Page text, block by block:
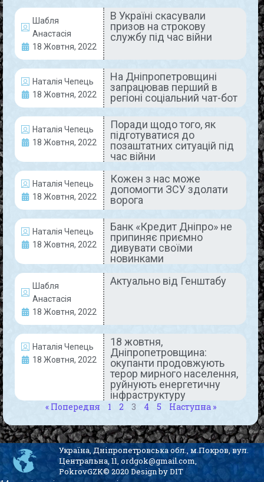
Шабля
Анастасія
18 Жовтня, 2022
В Україні скасували
призов на строкову
службу під час війни
Наталія Чепець
18 Жовтня, 2022
На Дніпропетровщині
запрацював перший в
регіоні соціальний чат-бот
Наталія Чепець
18 Жовтня, 2022
Поради щодо того, як
підготуватися до
позаштатних ситуацій під
час війни
Наталія Чепець
18 Жовтня, 2022
Кожен з нас може
допомогти ЗСУ здолати
ворога
Наталія Чепець
18 Жовтня, 2022
Банк «Кредит Дніпро» не
припиняє приємно
дивувати своїми
новинками
Шабля
Анастасія
18 Жовтня, 2022
Актуально від Генштабу
Наталія Чепець
18 Жовтня, 2022
18 жовтня,
Дніпропетровщина:
окупанти продовжують
терор мирного населення,
руйнують енергетичну
інфраструктуру
« Попередня 1 2 3 4 5 Наступна »
прощання з нашим земляком, який загинув,
захищаючи рідне місто та всю Україну від
російських загарбників. Радіотелефоніст
мінометної батареї механізованого
20 Жовтня, 2022 Коментарів немає
АКТУАЛЬНО
Ефективно та за графіком.
Електроенергія на вагу золота
Саме так закликав використовувати
електроенергію головний енергетик комбінату
Павло Літун. Сьогодні, 20-го жовтня, на
селекторній нараді він звернувся до керівників
структурних підрозділів підприємства з
20 Жовтня, 2022 Коментарів немає
АКТУАЛЬНО
Україна, Дніпропетровська обл., м.Покров, вул.
Центральна, 11, ordgok@gmail.com,
PokrovGZK© 2020 Design by DIT